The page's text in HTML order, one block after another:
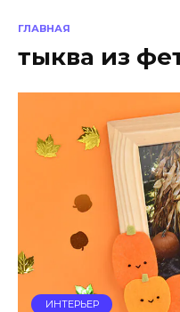
ГЛАВНАЯ
тыква из
ИНТЕРЬЕР